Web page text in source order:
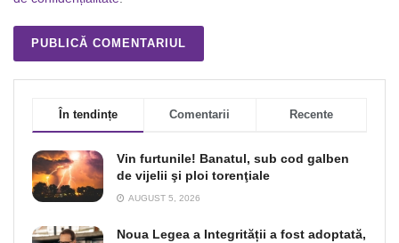
În tendințe Comentarii Recente
Vin furtunile! Banatul, sub cod galben
de vijelii şi ploi torenţiale
AUGUST 5, 2026
Noua Legea a Integrității a fost adoptată,